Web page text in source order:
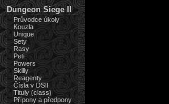
Dungeon Siege II
Průvodce úkoly
Kouzla
Unique
Sety
Rasy
Peti
Powers
Skilly
Reagenty
Čísla v DSII
Tituly (class)
Přípony a předpony